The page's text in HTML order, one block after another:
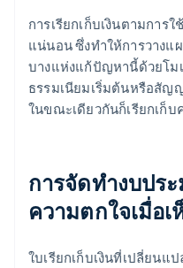
การเรียกเก็บเงินตามการใ
แน่นอน ซึ่งทำให้การวาง
บางแห่งแก้ปัญหานี้ด้วยโม
ธรรมเนียมเริ่มต้นหรือสัญ
ในขณะเดียวกันก็เรียกเก็
การจัดทํางบปร
ความตกใจเมื่อเ
ใบเรียกเก็บเงินที่เปลี่ยนแ